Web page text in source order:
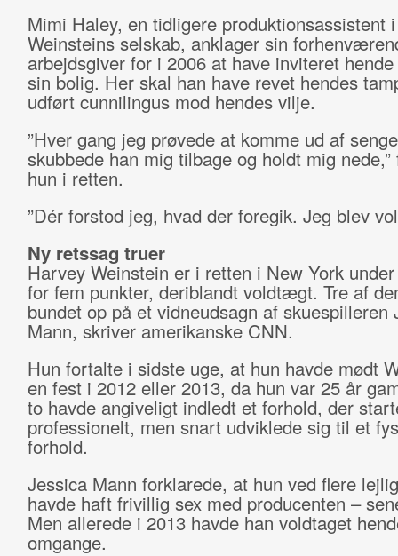
Mimi Haley, en tidligere produktionsassistent i
Weinsteins selskab, anklager sin
arbejdsgiver for i 2006 at have inviteret
sin bolig. Her skal han have revet hendes
udført cunnilingus mod hendes vilje.
”Hver gang jeg prøvede at komme ud af
skubbede han mig tilbage og holdt mig
hun i retten.
”Dér forstod jeg, hvad der foregik. Jeg blev
Ny retssag truer
Harvey Weinstein er i retten i New York
for fem punkter, deriblandt voldtægt. Tre af
bundet op på et vidneudsagn af skuespilleren
Mann, skriver amerikanske CNN.
Hun fortalte i sidste uge, at hun havde mødt
en fest i 2012 eller 2013, da hun var 25 år
to havde angiveligt indledt et forhold, der
professionelt, men snart udviklede sig til et
forhold.
Jessica Mann forklarede, at hun ved flere
havde haft frivillig sex med producenten –
Men allerede i 2013 havde han voldtaget
omgange.